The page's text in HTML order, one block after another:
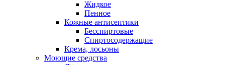
Жидкое
Пенное
Кожные антисептики
Бесспиртовые
Cпиртосодержащие
Крема, лосьоны
Моющие средства